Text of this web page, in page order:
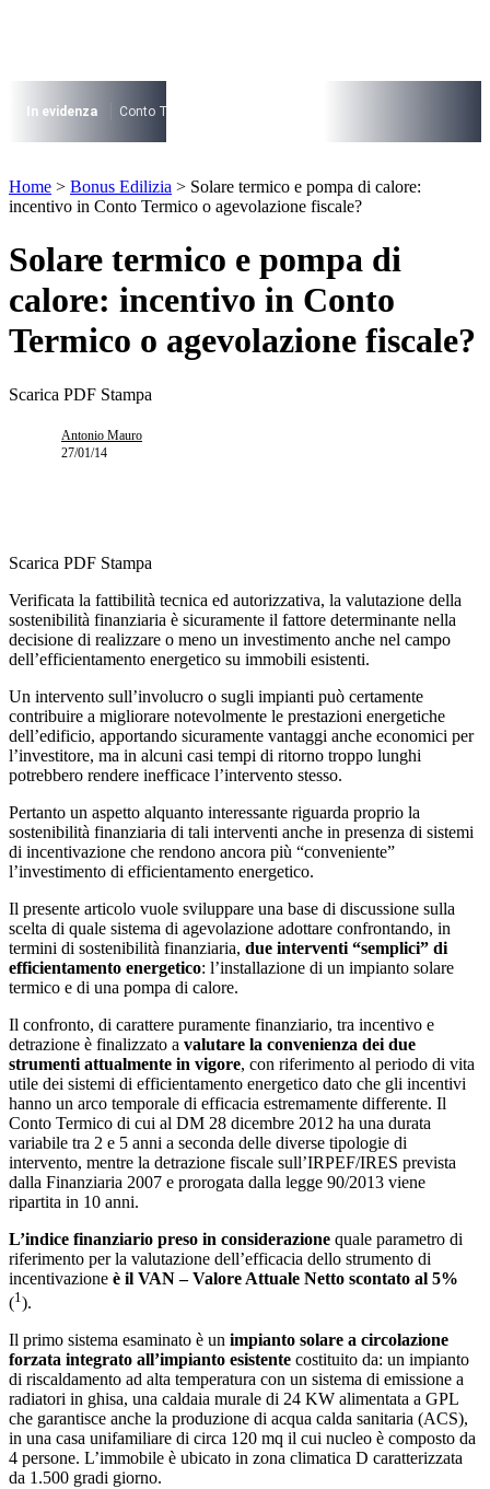
I più cercati
Lorem ipsum dolor sit amet consectetur
Lorem ipsum dolor sit amet consectetur
In evidenza Conto Termico
Lorem ipsum dolor sit amet consectetur
Home > Bonus Edilizia > Solare termico e pompa di calore:
incentivo in Conto Termico o agevolazione fiscale?
Solare termico e pompa di
calore: incentivo in Conto
Termico o agevolazione fiscale?
Scarica PDF Stampa
Antonio Mauro
27/01/14
Scarica PDF Stampa
Verificata la fattibilità tecnica ed autorizzativa, la valutazione della
sostenibilità finanziaria è sicuramente il fattore determinante nella
decisione di realizzare o meno un investimento anche nel campo
dell’efficientamento energetico su immobili esistenti.
Un intervento sull’involucro o sugli impianti può certamente
contribuire a migliorare notevolmente le prestazioni energetiche
dell’edificio, apportando sicuramente vantaggi anche economici per
l’investitore, ma in alcuni casi tempi di ritorno troppo lunghi
potrebbero rendere inefficace l’intervento stesso.
Pertanto un aspetto alquanto interessante riguarda proprio la
sostenibilità finanziaria di tali interventi anche in presenza di sistemi
di incentivazione che rendono ancora più “conveniente”
l’investimento di efficientamento energetico.
Il presente articolo vuole sviluppare una base di discussione sulla
scelta di quale sistema di agevolazione adottare confrontando, in
termini di sostenibilità finanziaria, due interventi “semplici” di
efficientamento energetico: l’installazione di un impianto solare
termico e di una pompa di calore.
Il confronto, di carattere puramente finanziario, tra incentivo e
detrazione è finalizzato a valutare la convenienza dei due
strumenti attualmente in vigore, con riferimento al periodo di vita
utile dei sistemi di efficientamento energetico dato che gli incentivi
hanno un arco temporale di efficacia estremamente differente. Il
Conto Termico di cui al DM 28 dicembre 2012 ha una durata
variabile tra 2 e 5 anni a seconda delle diverse tipologie di
intervento, mentre la detrazione fiscale sull’IRPEF/IRES prevista
dalla Finanziaria 2007 e prorogata dalla legge 90/2013 viene
ripartita in 10 anni.
L’indice finanziario preso in considerazione quale parametro di
riferimento per la valutazione dell’efficacia dello strumento di
incentivazione è il VAN – Valore Attuale Netto scontato al 5%
(1 ).
Il primo sistema esaminato è un impianto solare a circolazione
forzata integrato all’impianto esistente costituito da: un impianto
di riscaldamento ad alta temperatura con un sistema di emissione a
radiatori in ghisa, una caldaia murale di 24 KW alimentata a GPL
che garantisce anche la produzione di acqua calda sanitaria (ACS),
in una casa unifamiliare di circa 120 mq il cui nucleo è composto da
4 persone. L’immobile è ubicato in zona climatica D caratterizzata
da 1.500 gradi giorno.